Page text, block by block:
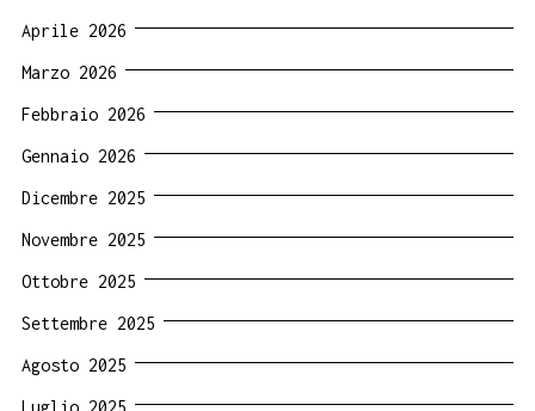
Aprile 2026
Marzo 2026
Febbraio 2026
Gennaio 2026
Dicembre 2025
Novembre 2025
Ottobre 2025
Settembre 2025
Agosto 2025
Luglio 2025